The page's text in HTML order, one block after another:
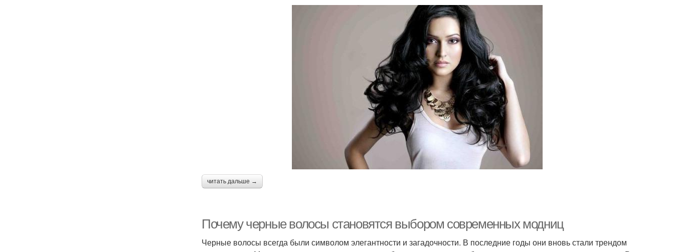
читать дальше →
Почему черные волосы становятся выбором современных модниц
Черные волосы всегда были символом элегантности и загадочности. В последние годы они вновь стали трендом